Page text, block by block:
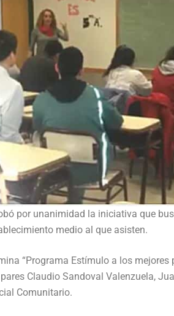
por unanimidad la iniciativa que
medio al que asisten.
“Programa Estímulo a los
Claudio Sandoval Valenzuela,
Comunitario.